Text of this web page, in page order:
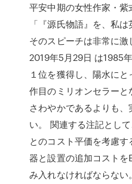
平安中期の女性作家・紫
「『源氏物語』を、私
そのスピーチは非常に激
2019年5月29日 は1985
１位を獲得し、陽水に
作目のミリオンセラー
さわやかであるよりも
い。 関連する注記とし
とのコスト平価を考慮
器と設置の追加コストを
み入れなければならな